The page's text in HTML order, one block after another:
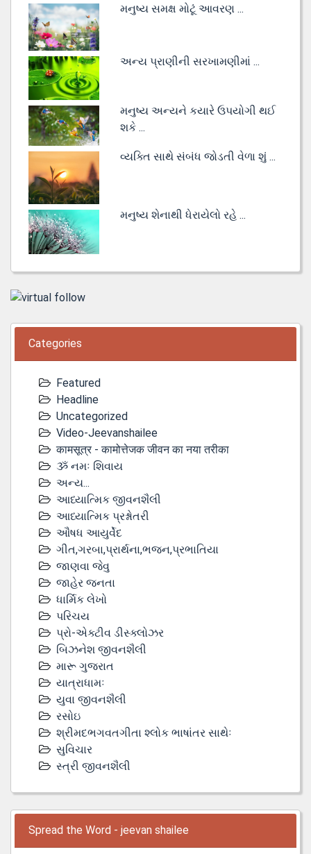
મનુષ્ય સમક્ષ મોટૂં આવરણ ...
અન્ય પ્રાણીની સરખામણીમાં ...
મનુષ્ય અન્યને કયારે ઉપયોગી થઈ
શકે ...
વ્યક્તિ સાથે સંબંધ જોડતી વેળા શું ...
મનુષ્ય શેનાથી ધેરાયેલો રહે ...
Categories
Featured
Headline
Uncategorized
Video-Jeevanshailee
कामसूत्र - कामोत्तेजक जीवन का नया तरीका
ૐ નમઃ શિવાય
અન્ય...
આધ્યાત્મિક જીવનશૈલી
આધ્યાત્મિક પ્રશ્નોતરી
ઔષધ આયુર્વેદ
ગીત,ગરબા,પ્રાર્થના,ભજન,પ્રભાતિયા
જાણવા જેવુ
જાહેર જનતા
ધાર્મિક લેખો
પરિચય
પ્રો-એક્ટીવ ડીસ્‍ક્લોઝર
બિઝનેશ જીવનશૈલી
મારૂ ગુજરાત
યાત્રાધામઃ
યુવા જીવનશૈલી
રસોઇ
શ્રીમદભગવતગીતા શ્લોક ભાષાંતર સાથેઃ
સુવિચાર
સ્ત્રી જીવનશૈલી
Spread the Word - jeevan shailee